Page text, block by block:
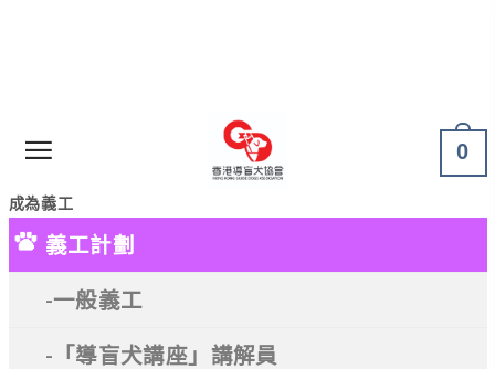
0
成為義工
義工計劃
-一般義工
-「導盲犬講座」講解員